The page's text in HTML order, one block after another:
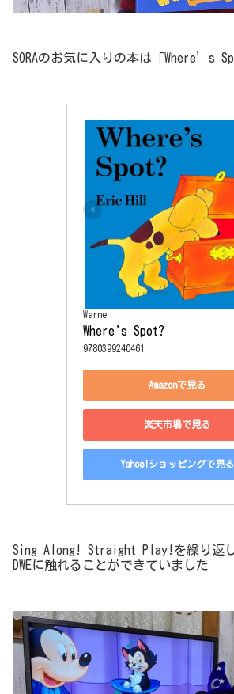
SORAのお気に入りの本は「Where’s
Warne
Where's Spot?
9780399240461
Amazonで見る
楽天市場で見る
Yahoo!ショッピングで見る
Sing Along! Straight Play!を繰り返し
DWEに触れることができていました